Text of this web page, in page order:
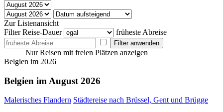
Zur Listenansicht
Filter Reise-Dauer früheste Abreise
Nur Reisen mit freien Plätzen anzeigen
Filter anwenden
Belgien im 2026
Belgien im August 2026
Malerisches Flandern Städtereise nach Brüssel, Gent und Brügge